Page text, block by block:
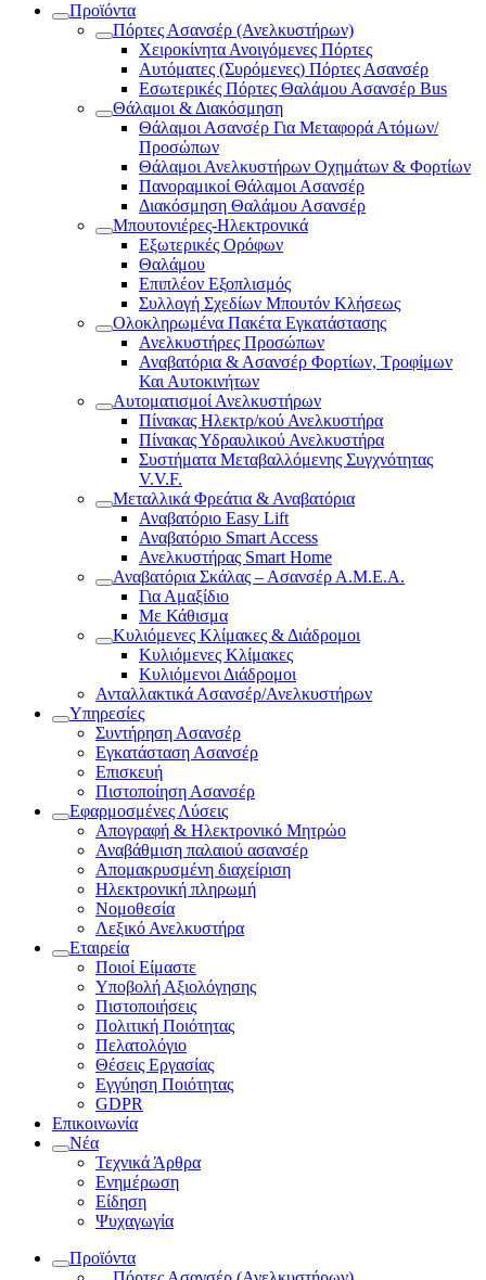
Προϊόντα
Πόρτες Ασανσέρ (Ανελκυστήρων)
Χειροκίνητα Ανοιγόμενες Πόρτες
Αυτόματες (Συρόμενες) Πόρτες Ασανσέρ
Εσωτερικές Πόρτες Θαλάμου Ασανσέρ Bus
Θάλαμοι & Διακόσμηση
Θάλαμοι Ασανσέρ Για Μεταφορά Ατόμων/
Προσώπων
Θάλαμοι Ανελκυστήρων Οχημάτων & Φορτίων
Πανοραμικοί Θάλαμοι Ασανσέρ
Διακόσμηση Θαλάμου Ασανσέρ
Μπουτονιέρες-Ηλεκτρονικά
Εξωτερικές Ορόφων
Θαλάμου
Επιπλέον Εξοπλισμός
Συλλογή Σχεδίων Μπουτόν Κλήσεως
Ολοκληρωμένα Πακέτα Εγκατάστασης
Ανελκυστήρες Προσώπων
Αναβατόρια & Ασανσέρ Φορτίων, Τροφίμων
Και Αυτοκινήτων
Αυτοματισμοί Ανελκυστήρων
Πίνακας Ηλεκτρ/κού Ανελκυστήρα
Πίνακας Υδραυλικού Ανελκυστήρα
Συστήματα Μεταβαλλόμενης Συγχνότητας
V.V.F.
Μεταλλικά Φρεάτια & Αναβατόρια
Αναβατόριο Easy Lift
Αναβατόριο Smart Access
Ανελκυστήρας Smart Home
Αναβατόρια Σκάλας – Ασανσέρ Α.Μ.Ε.Α.
Για Αμαξίδιο
Με Κάθισμα
Κυλιόμενες Κλίμακες & Διάδρομοι
Κυλιόμενες Κλίμακες
Κυλιόμενοι Διάδρομοι
Ανταλλακτικά Ασανσέρ/Ανελκυστήρων
Υπηρεσίες
Συντήρηση Ασανσέρ
Εγκατάσταση Ασανσέρ
Επισκευή
Πιστοποίηση Ασανσέρ
Εφαρμοσμένες Λύσεις
Απογραφή & Ηλεκτρονικό Μητρώο
Αναβάθμιση παλαιού ασανσέρ
Απομακρυσμένη διαχείριση
Ηλεκτρονική πληρωμή
Νομοθεσία
Λεξικό Ανελκυστήρα
Εταιρεία
Ποιοί Είμαστε
Υποβολή Αξιολόγησης
Πιστοποιήσεις
Πολιτική Ποιότητας
Πελατολόγιο
Θέσεις Εργασίας
Εγγύηση Ποιότητας
GDPR
Επικοινωνία
Νέα
Τεχνικά Άρθρα
Ενημέρωση
Είδηση
Ψυχαγωγία
Προϊόντα